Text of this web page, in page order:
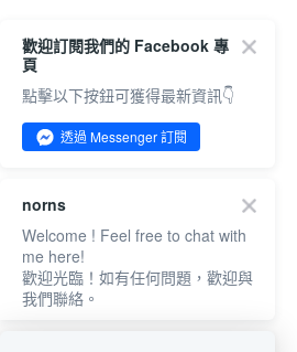
歡迎訂閱我們的 Facebook 專
頁
點擊以下按鈕可獲得最新資訊👇
透過 Messenger 訂閱
norns
Welcome ! Feel free to chat with
me here!
歡迎光臨！如有任何問題，歡迎與
我們聯絡。